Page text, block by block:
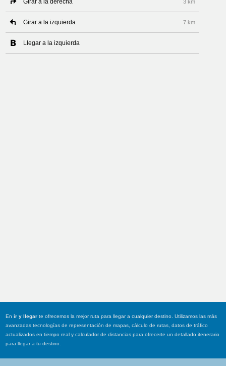
Girar a la derecha 3 km
Girar a la izquierda 7 km
Llegar a la izquierda
Enir y llegar te ofrecemos la mejor ruta para llegar a cualquier destino. Utilizamos las más
avanzadas tecnologías de representación de mapas, cálculo de rutas, datos de tráfico
actualizados en tiempo real y calculador de distancias para ofrecerte un detallado itenerario
para llegar a tu destino.